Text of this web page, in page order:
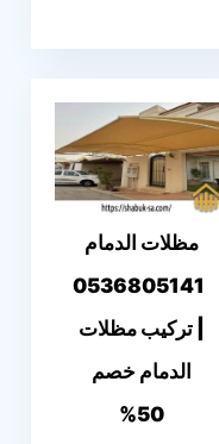
مظلات الدمام
0536805141
| تركيب مظلات
الدمام خصم
50%